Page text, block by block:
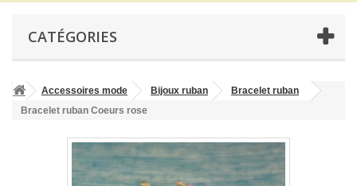
CATÉGORIES
Accessoires mode Bijoux ruban
Bracelet ruban
Bracelet ruban Coeurs rose